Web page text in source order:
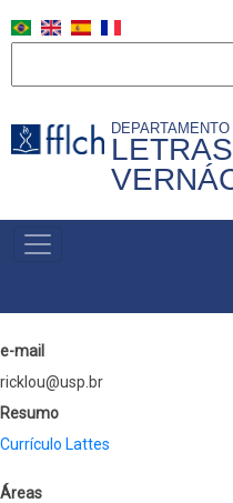
para
principal
MENU
e-mail
ricklou@usp.br
Resumo
Currículo Lattes
Áreas